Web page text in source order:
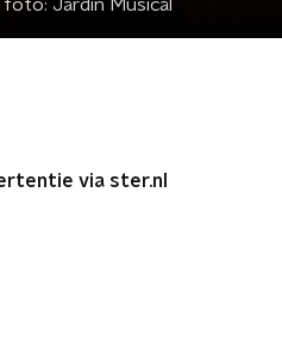
foto: Jardin Musical
via ster.nl